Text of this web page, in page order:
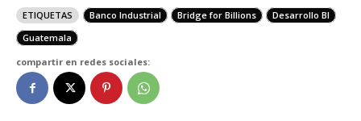
ETIQUETAS Banco Industrial Bridge for Billions
Desarrollo BI
Guatemala
compartir en redes sociales: